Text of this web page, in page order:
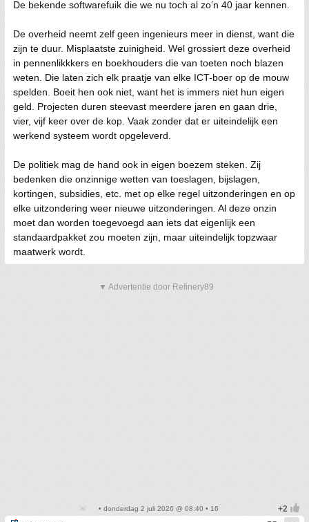
De bekende softwarefuik die we nu toch al zo’n 40 jaar kennen.
De overheid neemt zelf geen ingenieurs meer in dienst, want die
zijn te duur. Misplaatste zuinigheid. Wel grossiert deze overheid
in pennenlikkkers en boekhouders die van toeten noch blazen
weten. Die laten zich elk praatje van elke ICT-boer op de mouw
spelden. Boeit hen ook niet, want het is immers niet hun eigen
geld. Projecten duren steevast meerdere jaren en gaan drie,
vier, vijf keer over de kop. Vaak zonder dat er uiteindelijk een
werkend systeem wordt opgeleverd.
De politiek mag de hand ook in eigen boezem steken. Zij
bedenken die onzinnige wetten van toeslagen, bijslagen,
kortingen, subsidies, etc. met op elke regel uitzonderingen en op
elke uitzondering weer nieuwe uitzonderingen. Al deze onzin
moet dan worden toegevoegd aan iets dat eigenlijk een
standaardpakket zou moeten zijn, maar uiteindelijk topzwaar
maatwerk wordt.
▼ Advertentie door Refinery89
• donderdag 2 juli 2026 @ 08:40 • 16